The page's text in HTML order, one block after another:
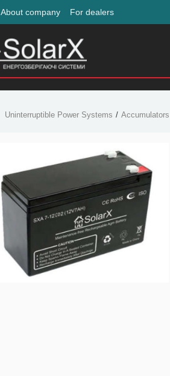
About company For dealers
Uninterruptible Power Systems Accumulators